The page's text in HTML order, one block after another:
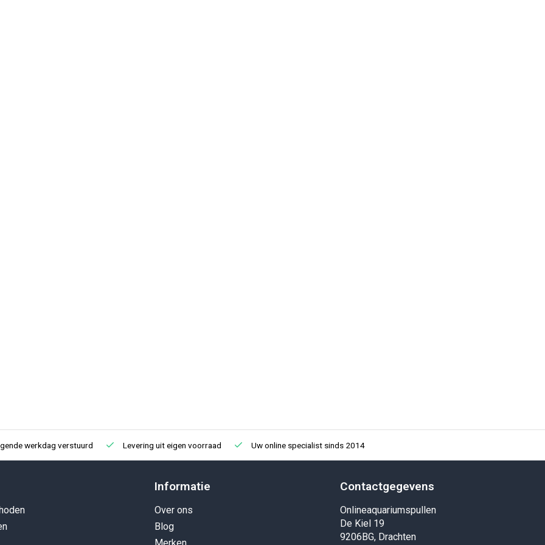
in emmer met luchtsteen
werkdag verstuurd Levering uit eigen voorraad Uw online specialist sinds 2014
Informatie
Over ons
Blog
Contactgegevens
Onlineaquariumspullen
De Kiel 19
9206BG, Drachten